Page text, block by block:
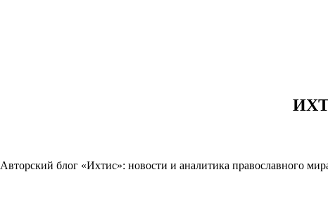
Авторский блог «Ихтис»: новости и аналитика православного